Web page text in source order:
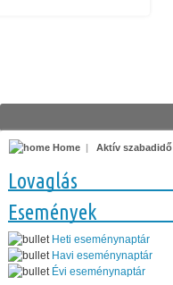
Home | Aktív szabadidő
Lovaglás
Események
Heti eseménynaptár
Havi eseménynaptár
Évi eseménynaptár